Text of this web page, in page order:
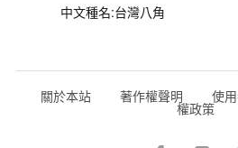
中文種名:台灣八角
關於本站 著作權聲明 使
權政策